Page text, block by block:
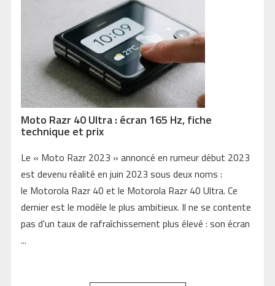
Moto Razr 40 Ultra : écran 165 Hz, fiche
technique et prix
Le « Moto Razr 2023 » annoncé en rumeur début 2023
est devenu réalité en juin 2023 sous deux noms :
le Motorola Razr 40 et le Motorola Razr 40 Ultra. Ce
dernier est le modèle le plus ambitieux. Il ne se contente
pas d'un taux de rafraîchissement plus élevé : son écran
...